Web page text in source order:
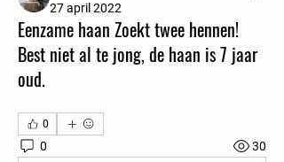
27 april 2022
Eenzame haan Zoekt twee hennen!
Best niet al te jong, de haan is 7 jaar
oud.
0
0 30